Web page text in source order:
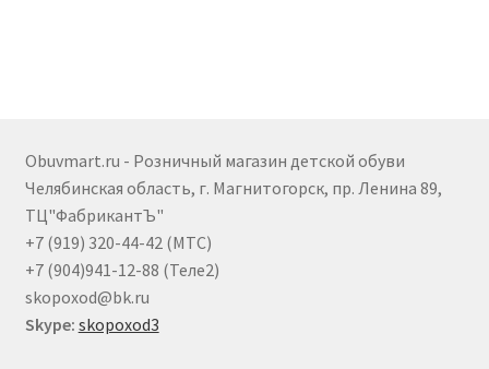
выбрать
на
Obuvmart.ru - Розничный магазин детской обуви
Челябинская область, г. Магнитогорск, пр. Ленина 89,
ТЦ"ФабрикантЪ"
+7 (919) 320-44-42 (МТС)
+7 (904)941-12-88 (Теле2)
skopoxod@bk.ru
Skype: skopoxod3